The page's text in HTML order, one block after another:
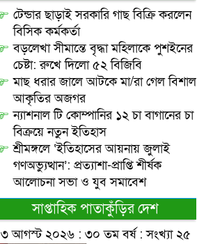
টেন্ডার ছাড়াই সরকারি গাছ বিক্রি করলেন
বিসিক কর্মকর্তা
বড়লেখা সীমান্তে বৃদ্ধা মহিলাকে পুশইনের
চেষ্টা: রুখে দিলো ৫২ বিজিবি
মাছ ধরার জালে আটকে মা/রা গেল বিশাল
আকৃতির অজগর
ন্যাশনাল টি কোম্পানির ১২ চা বাগানের চা
বিক্রয়ে নতুন ইতিহাস
শ্রীমঙ্গলে ‘ইতিহাসের আয়নায় জুলাই
গণঅভ্যুত্থান’: প্রত্যাশা-প্রাপ্তি শীর্ষক
আলোচনা সভা ও যুব সমাবেশ
সাপ্তাহিক পাতাকুঁড়ির দেশ
৩ আগস্ট ২০২৬ : ৩০ তম বর্ষ : সংখ্যা ২৫